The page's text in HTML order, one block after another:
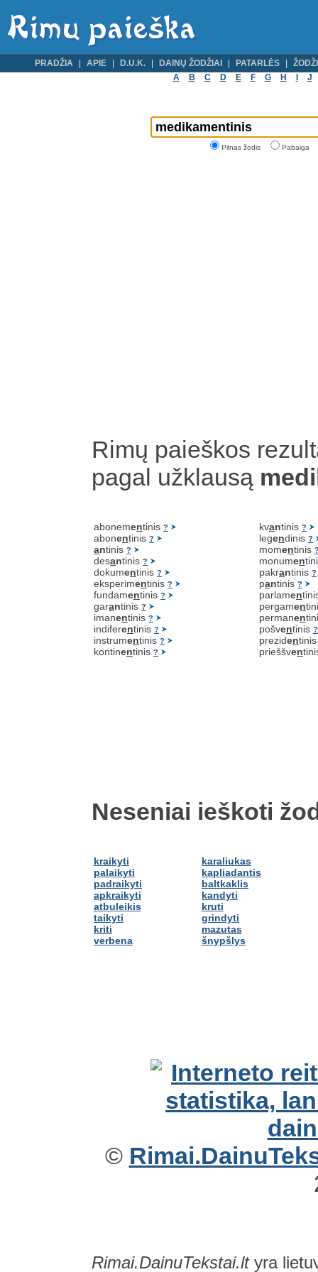
PRADŽIA APIE D.U.K. DAINŲ ŽODŽIAI PATARLĖS
A
B C D E F G H J
Pilnas žodis Pabaiga
Rimų paieškos
pagal užklausą
abonementinis ?
abonentinis ?
antinis ?
desantinis ?
dokumentinis ?
eksperimentinis ?
fundamentinis ?
garantinis ?
imanentinis ?
indiferentinis ?
instrumentinis ?
kontinentinis ?
kvantinis ?
legendinis ?
momentinis
monumen
pakrantinis ?
pantinis ?
parlamen
pergamen
permanen
pošventinis ?
preziden
prieššven
Neseniai ieškoti
kraikyti
palaikyti
padraikyti
apkraikyti
atbuleikis
taikyti
kriti
verbena
karaliukas
kapliadantis
baltkaklis
kandyti
kruti
grindyti
mazutas
šnypšlys
©
Rimai.DainuTekstai.ltyra